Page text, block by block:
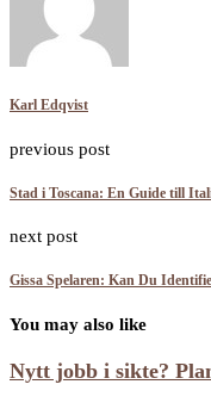
Karl Edqvist
previous post
Stad i Toscana: En Guide till
next post
Gissa Spelaren: Kan Du
You may also like
Nytt jobb i sikte?